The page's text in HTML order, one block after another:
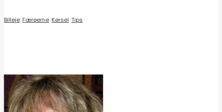
Billeje Færøerne Kørsel Tips